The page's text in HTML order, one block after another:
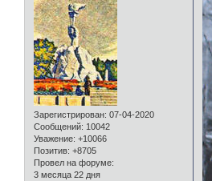
Зарегистрирован: 07-04-2020
Сообщений: 10042
Уважение: +10066
Позитив: +8705
Провел на форуме:
3 месяца 22 дня